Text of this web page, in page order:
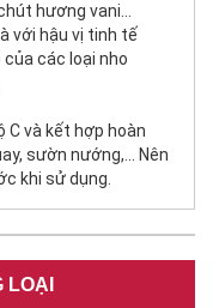
hương vani…
với hậu vị tinh tế
các loại nho
C và kết hợp hoàn
sườn nướng,… Nên
khi sử dụng.
LOẠI